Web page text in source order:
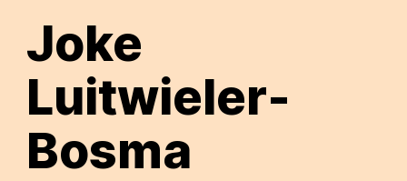
Joke
Luitwieler-
Bosma